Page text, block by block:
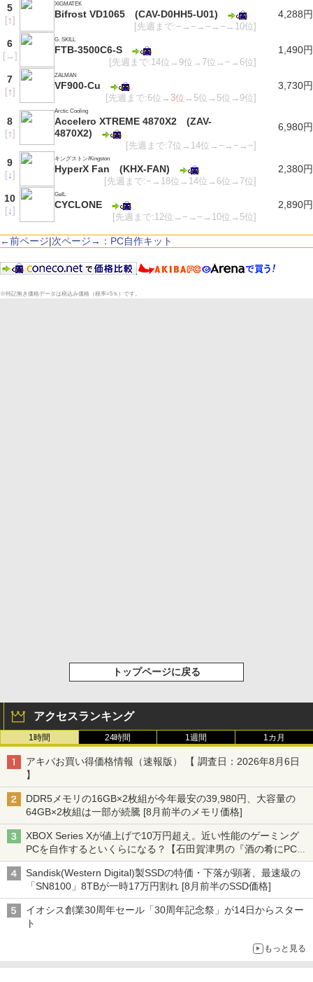
5
[↑]
XIGMATEK
Bifrost VD1065 (CAV-D0HH5-U01)
[先週まで:−→−→−→−→10位]
4,288円
6
[→ ]
G. SKILL
FTB-3500C6-S
[先週まで:14位→9位→7位→−→6位]
1,490円
7
[↑]
ZALMAN
VF900-Cu
[先週まで:6位→ 3位 →5位→5位→9位]
3,730円
8
[↑]
Arctic Cooling
Accelero XTREME 4870X2 (ZAV-
4870X2)
[先週まで:7位→14位→−→−→−]
6,980円
9
[↓]
キングストン/Kingston
HyperX Fan (KHX-FAN)
[先週まで:−→18位→14位→6位→7位]
2,380円
10
[↓]
GeIL
CYCLONE
[先週まで:12位→−→−→10位→5位]
2,890円
←前ページ|次ページ→：PC自作キット
※特記無き価格データは税込み価格（税率=5％）です。
トップページに戻る
アクセスランキング
1時間 24時間 1週間 1カ月
アキバお買い得価格情報（速報版） 【 調査日：2026年8月6日
】
DDR5メモリの16GB×2枚組が今年最安の39,980円、大容量の
64GB×2枚組は一部が続騰 [8月前半のメモリ価格]
XBOX Series Xが値上げで10万円超え。近い性能のゲーミング
PCを自作するといくらになる？【石田賀津男の『酒の肴にPCゲ
ーム』】
Sandisk(Western Digital)製SSDの特価・下落が顕著、最速級の
「SN8100」8TBが一時17万円割れ [8月前半のSSD価格]
イオシス創業30周年セール「30周年記念祭」が14日からスター
ト
もっと見る